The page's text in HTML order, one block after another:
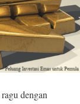
dengan